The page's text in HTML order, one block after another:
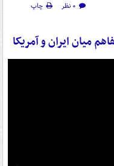
۰ نظر
چاپ
میان ایران و آمریکا